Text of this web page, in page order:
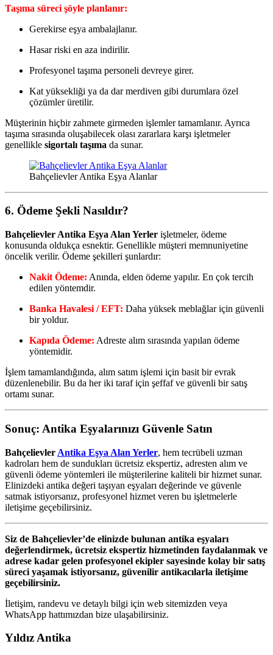
Taşıma süreci şöyle planlanır:
Gerekirse eşya ambalajlanır.
Hasar riski en aza indirilir.
Profesyonel taşıma personeli devreye girer.
Kat yüksekliği ya da dar merdiven gibi durumlara özel
çözümler üretilir.
Müşterinin hiçbir zahmete girmeden işlemler tamamlanır. Ayrıca
taşıma sırasında oluşabilecek olası zararlara karşı işletmeler
genellikle sigortalı taşıma da sunar.
Bahçelievler Antika Eşya Alanlar
6. Ödeme Şekli Nasıldır?
Bahçelievler Antika Eşya Alan Yerler işletmeler, ödeme
konusunda oldukça esnektir. Genellikle müşteri memnuniyetine
öncelik verilir. Ödeme şekilleri şunlardır:
Nakit Ödeme: Anında, elden ödeme yapılır. En çok tercih
edilen yöntemdir.
Banka Havalesi / EFT: Daha yüksek meblağlar için güvenli
bir yoldur.
Kapıda Ödeme: Adreste alım sırasında yapılan ödeme
yöntemidir.
İşlem tamamlandığında, alım satım işlemi için basit bir evrak
düzenlenebilir. Bu da her iki taraf için şeffaf ve güvenli bir satış
ortamı sunar.
Sonuç: Antika Eşyalarınızı Güvenle Satın
Bahçelievler Antika Eşya Alan Yerler, hem tecrübeli uzman
kadroları hem de sundukları ücretsiz ekspertiz, adresten alım ve
güvenli ödeme yöntemleri ile müşterilerine kaliteli bir hizmet sunar.
Elinizdeki antika değeri taşıyan eşyaları değerinde ve güvenle
satmak istiyorsanız, profesyonel hizmet veren bu işletmelerle
iletişime geçebilirsiniz.
Siz de Bahçelievler’de elinizde bulunan antika eşyaları
değerlendirmek, ücretsiz ekspertiz hizmetinden faydalanmak ve
adrese kadar gelen profesyonel ekipler sayesinde kolay bir satış
süreci yaşamak istiyorsanız, güvenilir antikacılarla iletişime
geçebilirsiniz.
İletişim, randevu ve detaylı bilgi için web sitemizden veya
WhatsApp hattımızdan bize ulaşabilirsiniz.
Yıldız Antika